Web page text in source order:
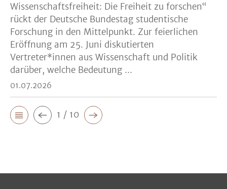
Wissenschaftsfreiheit: Die Freiheit zu forschen“
rückt der Deutsche Bundestag studentische
Forschung in den Mittelpunkt. Zur feierlichen
Eröffnung am 25. Juni diskutierten
Vertreter*innen aus Wissenschaft und Politik
darüber, welche Bedeutung ...
01.07.2026
1 / 10